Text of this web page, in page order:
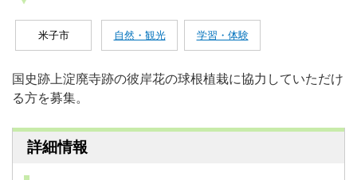
米子市 自然・観光 学習・体験
国史跡上淀廃寺跡の彼岸花の球根植栽に協力していただけ
る方を募集。
詳細情報